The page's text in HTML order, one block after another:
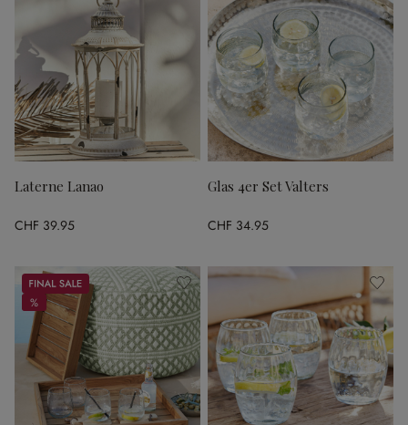
Laterne Lanao
CHF 39.95
Glas 4er Set Valters
CHF 34.95
Sale
%
%